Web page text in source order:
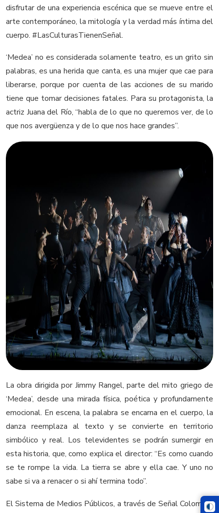
disfrutar de una experiencia escénica que se mueve entre el
arte contemporáneo, la mitología y la verdad más íntima del
cuerpo. #LasCulturasTienenSeñal.
‘Medea’ no es considerada solamente teatro, es un grito sin
palabras, es una herida que canta, es una mujer que cae para
liberarse, porque por cuenta de las acciones de su marido
tiene que tomar decisiones fatales. Para su protagonista, la
actriz Juana del Río, “habla de lo que no queremos ver, de lo
que nos avergüenza y de lo que nos hace grandes”.
La obra dirigida por Jimmy Rangel, parte del mito griego de
‘Medea’, desde una mirada física, poética y profundamente
emocional. En escena, la palabra se encarna en el cuerpo, la
danza reemplaza al texto y se convierte en territorio
simbólico y real. Los televidentes se podrán sumergir en
esta historia, que, como explica el director: “Es como cuando
se te rompe la vida. La tierra se abre y ella cae. Y uno no
sabe si va a renacer o si ahí termina todo”.
El Sistema de Medios Públicos, a través de Señal Colombia,